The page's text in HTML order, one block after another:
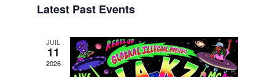
e
w
e
Latest Past Events
JUIL
11
2026